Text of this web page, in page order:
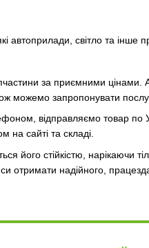
автоприлади, світло та інше
за приємними цінами.
можемо запропонувати
відправляємо товар по
на сайті та складі.
його стійкістю, нарікаючи
отримати надійного,